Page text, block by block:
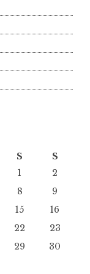
S
S
1
2
8
9
15
16
22
23
29
30